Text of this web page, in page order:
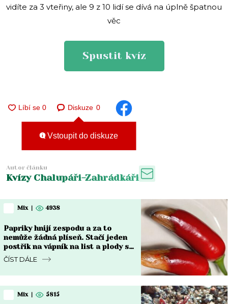
vidíte za 3 vteřiny, ale 9 z 10 lidí se dívá na úplně špatnou
věc
Spustit kvíz
Diskuze 0
Vstoupit do diskuze
Autor článku
Kvízy Chalupáři-Zahrádkáři
Mix 4938
Papriky hnijí zespodu a za to
nemůže žádná plíseň. Stačí jeden
postřik na vápník na list a plody se
vzpamatují do týdne
ČÍST DÁLE
Mix 5815